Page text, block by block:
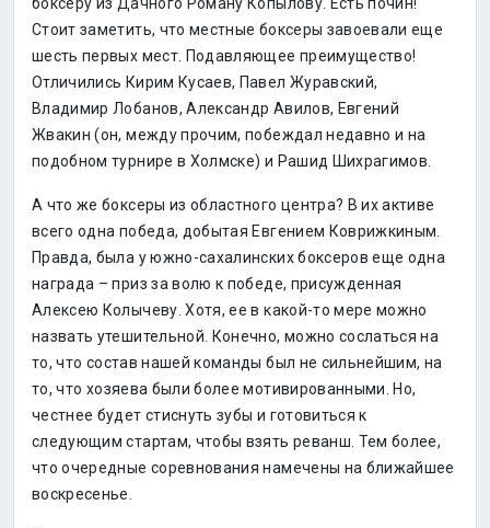
Стоит заметить, что местные боксеры завоевали еще
шесть первых мест. Подавляющее преимущество!
Отличились Кирим Кусаев, Павел Журавский,
Владимир Лобанов, Александр Авилов, Евгений
Жвакин (он, между прочим, побеждал недавно и на
подобном турнире в Холмске) и Рашид Шихрагимов.
А что же боксеры из областного центра? В их активе
всего одна победа, добытая Евгением Коврижкиным.
Правда, была у южно-сахалинских боксеров еще одна
награда – приз за волю к победе, присужденная
Алексею Колычеву. Хотя, ее в какой-то мере можно
назвать утешительной. Конечно, можно сослаться на
то, что состав нашей команды был не сильнейшим, на
то, что хозяева были более мотивированными. Но,
честнее будет стиснуть зубы и готовиться к
следующим стартам, чтобы взять реванш. Тем более,
что очередные соревнования намечены на ближайшее
воскресенье.